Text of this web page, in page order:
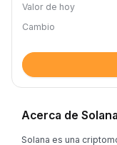
Valor de hoy
Cambio
Acerca de
Solana es una